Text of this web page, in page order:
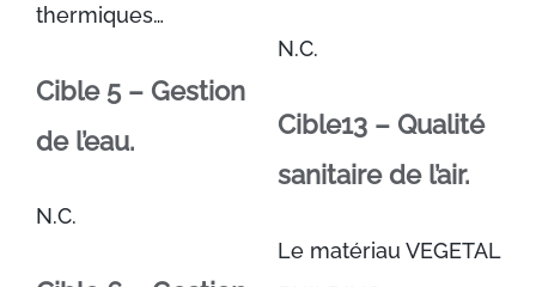
thermiques…
Cible 5 – Gestion
de l’eau.
N.C.
N.C.
Cible13 – Qualité
sanitaire de l’air.
Le matériau VEGETAL